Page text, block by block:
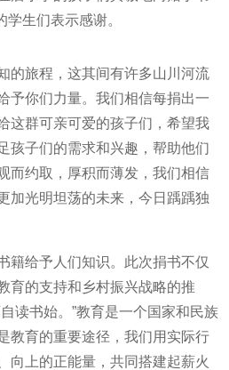
生们表示感谢。
的旅程，这其间有许多山川河流
予你们力量。我们相信每捐出一
这群可亲可爱的孩子们，希望我
孩子们的需求和兴趣，帮助他们
而约取，厚积而薄发，我们相信
加光明坦荡的未来，今日踽踽独
籍给予人们知识。此次捐书不仅
育的支持和乡村振兴战略的推
读书始。”教育是一个国家和民族
教育的重要途径，我们用实际行
向上的正能量，共同搭建起薪火